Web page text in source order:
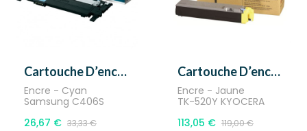
Cartouche D’encre - SAMSUNG...
Encre - Cyan
Samsung C406S
26,67 € 33,33 €
Cartouche D’encre Jaune-...
Encre - Jaune
TK-520Y KYOCERA
113,05 € 119,00 €